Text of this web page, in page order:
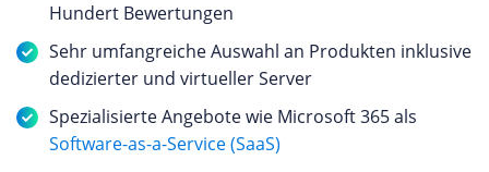
Hundert Bewertungen
Sehr umfangreiche Auswahl an Produkten inklusive
dedizierter und virtueller Server
Spezialisierte Angebote wie Microsoft 365 als
Software-as-a-Service (SaaS)